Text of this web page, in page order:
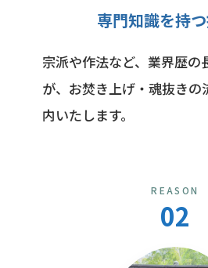
専門知識を持
宗派や作法など、業界歴の
が、お焚き上げ・魂抜きの
内いたします。
REASON
02